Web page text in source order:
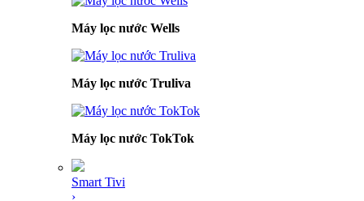
Máy lọc nước Wells
Máy lọc nước Truliva
Máy lọc nước TokTok
Smart Tivi
›